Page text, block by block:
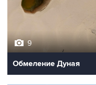
9
Обмеление Дуная